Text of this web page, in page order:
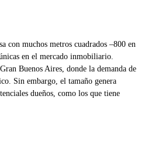
con muchos metros cuadrados –800 en
en el mercado inmobiliario.
Buenos Aires, donde la demanda de
Sin embargo, el tamaño genera
dueños, como los que tiene